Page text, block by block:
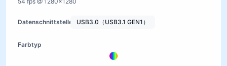
USB3.0（USB3.1 GEN1）